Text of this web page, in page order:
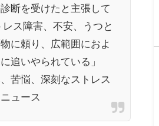
断を受けたと主張して
ス障害、不安、うつと
に頼り、広範囲におよ
に追いやられている」
苦悩、深刻なストレス
ュース